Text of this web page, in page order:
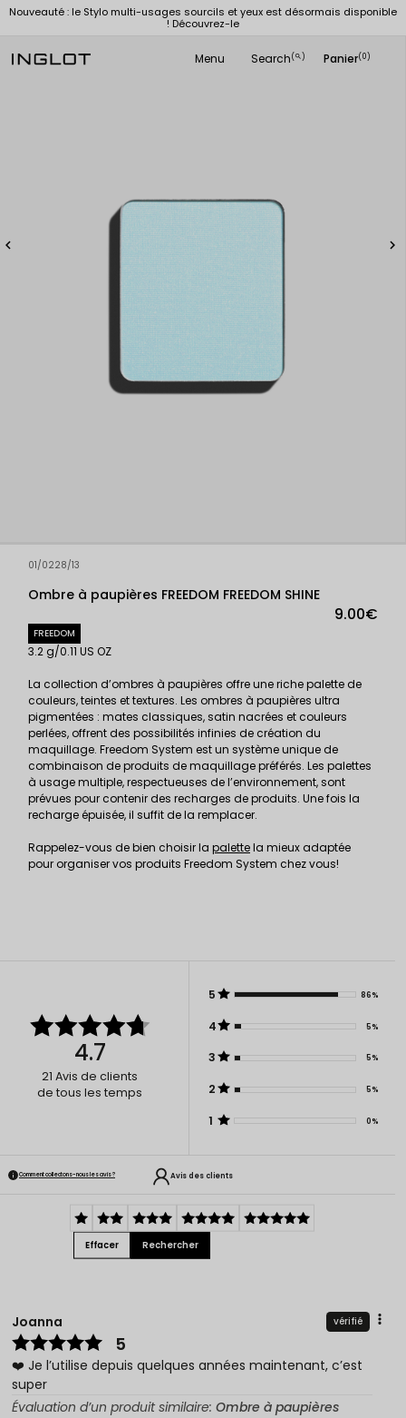
Nouveauté : le Stylo multi-usages sourcils et yeux est désormais disponible
! Découvrez-le
Menu Search(
search ) Panier(0)
 
01/0228/13
Ombre à paupières FREEDOM FREEDOM SHINE
9.00€
FREEDOM
3.2 g/0.11 US OZ
La collection d’ombres à paupières offre une riche palette de
couleurs, teintes et textures. Les ombres à paupières ultra
pigmentées : mates classiques, satin nacrées et couleurs
perlées, offrent des possibilités infinies de création du
maquillage. Freedom System est un système unique de
combinaison de produits de maquillage préférés. Les palettes
à usage multiple, respectueuses de l’environnement, sont
prévues pour contenir des recharges de produits. Une fois la
recharge épuisée, il suffit de la remplacer.
Rappelez-vous de bien choisir la palettela mieux adaptée
pour organiser vos produits Freedom System chez vous!
4.7
21 Avis de clients
de tous les temps
5 86%
4 5%
3 5%
2 5%
1 0%
Comment collectons-nous les avis ? Avis des clients
Effacer Rechercher
Joanna vérifié
5
❤️ Je l’utilise depuis quelques années maintenant, c’est
super
Évaluation d’un produit similaire: Ombre à paupières